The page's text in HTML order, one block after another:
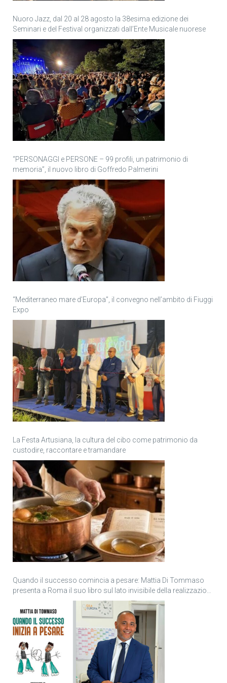
Nuoro Jazz, dal 20 al 28 agosto la 38esima edizione dei
Seminari e del Festival organizzati dall’Ente Musicale nuorese
“PERSONAGGI e PERSONE – 99 profili, un patrimonio di
memoria”, il nuovo libro di Goffredo Palmerini
“Mediterraneo mare d’Europa”, il convegno nell’ambito di Fiuggi
Expo
La Festa Artusiana, la cultura del cibo come patrimonio da
custodire, raccontare e tramandare
Quando il successo comincia a pesare: Mattia Di Tommaso
presenta a Roma il suo libro sul lato invisibile della realizzazione